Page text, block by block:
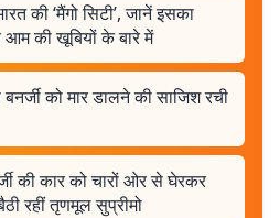
की ‘मैंगो सिटी’, जानें इसका
आम की खूबियों के बारे में
को मार डालने की साजिश रची
की कार को चारों ओर से घेरकर
रहीं तृणमूल सुप्रीमो